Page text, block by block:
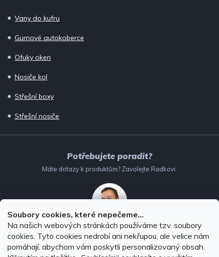
Soubory cookies, které nepečeme...
Na našich webových stránkách používáme tzv. soubory
cookies. Tyto cookies nedrobí ani nekřupou, ale velice nám
pomáhají, abychom vám poskytli personalizovaný obsah.
Vany do kufru
Gumové autokoberce
Ofuky oken
Nosiče kol
Střešní boxy
Střešní nosiče
Potřebujete poradit?
Máte dotazy k produktům? Zavolejte Radkovi.
732 147 896 (Po–Pá: 8–16:00)
info@autodoplnky-obchod.cz